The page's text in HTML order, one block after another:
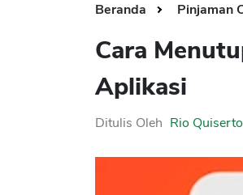
Beranda Pinjaman
Cara
Aplikasi
Ditulis Oleh Rio Quiserto